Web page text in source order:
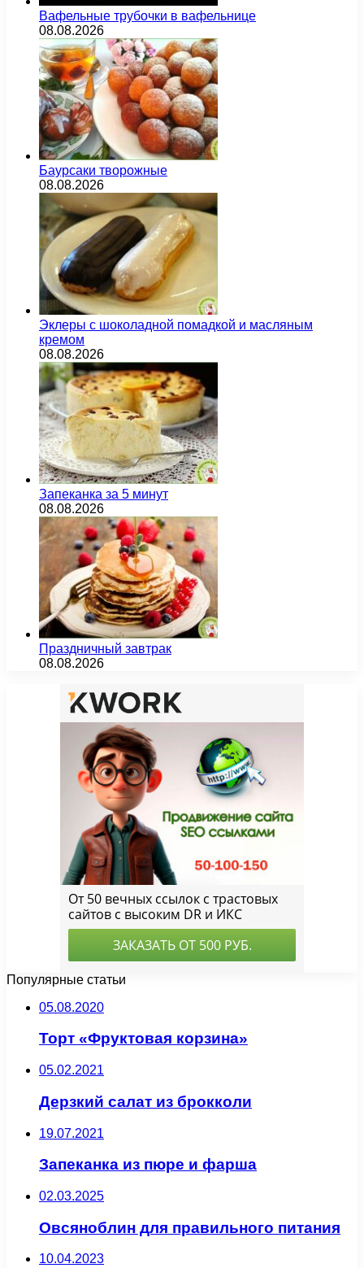
Вафельные трубочки в вафельнице
08.08.2026
Баурсаки творожные
08.08.2026
Эклеры с шоколадной помадкой и масляным
кремом
08.08.2026
Запеканка за 5 минут
08.08.2026
Праздничный завтрак
08.08.2026
Популярные статьи
05.08.2020
Торт «Фруктовая корзина»
05.02.2021
Дерзкий салат из брокколи
19.07.2021
Запеканка из пюре и фарша
02.03.2025
Овсяноблин для правильного питания
10.04.2023